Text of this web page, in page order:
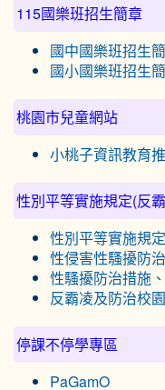
115國樂班招生簡章
國中國樂班招生
國小國樂班招生
桃園市兒童網站
小桃子資訊教育
性別平等實施規定(反
性別平等實施規定
性侵害性騷擾防
性騷擾防治措施
反霸凌及防治校
停課不停學專區
PaGamO